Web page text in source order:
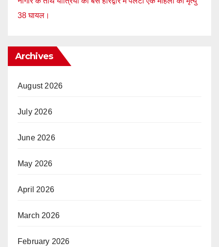
38 घायल।
Archives
August 2026
July 2026
June 2026
May 2026
April 2026
March 2026
February 2026